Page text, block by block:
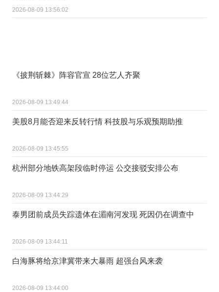
2026-08-09 13:56:02
《披荆斩棘》阵容官宣 28位艺人齐聚
2026-08-09 13:49:44
美股8月能否迎来反转行情 科技股与乐观预期助推
2026-08-09 13:45:55
杭州部分地铁高架段临时停运 公交接驳安排公布
2026-08-09 13:44:29
泰男团前成员失踪遗体在湄南河发现 死因仍在调查中
2026-08-09 13:44:11
白海豚将给京津冀带来大暴雨 超强台风来袭
2026-08-09 13:44:00